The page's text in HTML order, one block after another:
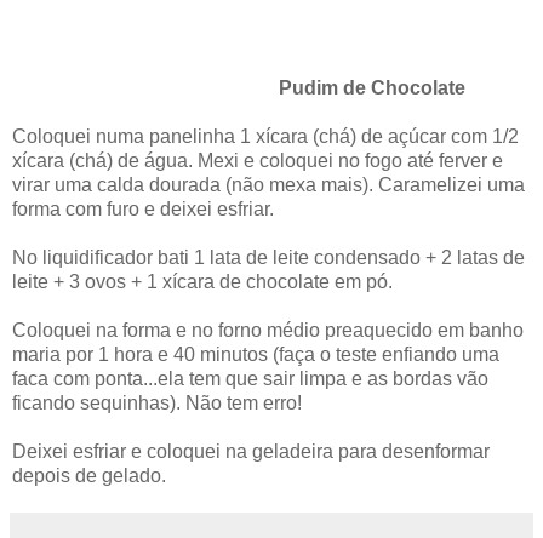
Pudim de Chocolate
Coloquei numa panelinha 1 xícara (chá) de açúcar com 1/2
xícara (chá) de água. Mexi e coloquei no fogo até ferver e
virar uma calda dourada (não mexa mais). Caramelizei uma
forma com furo e deixei esfriar.
No liquidificador bati 1 lata de leite condensado + 2 latas de
leite + 3 ovos + 1 xícara de chocolate em pó.
Coloquei na forma e no forno médio preaquecido em banho
maria por 1 hora e 40 minutos (faça o teste enfiando uma
faca com ponta...ela tem que sair limpa e as bordas vão
ficando sequinhas). Não tem erro!
Deixei esfriar e coloquei na geladeira para desenformar
depois de gelado.